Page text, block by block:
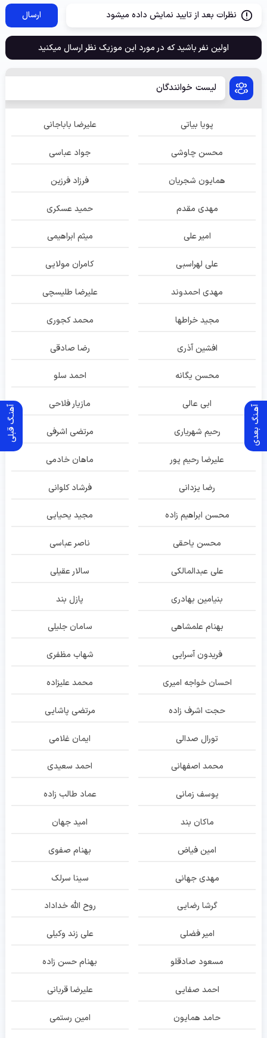
آهنـگ قبلی آهـنگ بعدی
نظرات بعد از تایید نمایش داده میشود ارسال
اولین نفر باشید که در مورد این موزیک نظر ارسال میکنید
لیست خوانندگان
پویا بیاتی علیرضا باباجانی
محسن چاوشی جواد عباسی
همایون شجریان فرزاد فرزین
مهدی مقدم حمید عسکری
امیر علی میثم ابراهیمی
علی لهراسبی کامران مولایی
مهدی احمدوند علیرضا طلیسچی
مجید خراطها محمد کجوری
افشین آذری رضا صادقی
محسن یگانه احمد سلو
ابی عالی مازیار فلاحی
رحیم شهریاری مرتضی اشرفی
علیرضا رحیم پور ماهان خادمی
رضا یزدانی فرشاد کلوانی
محسن ابراهیم زاده مجید یحیایی
محسن یاحقی ناصر عباسی
علی عبدالمالکی سالار عقیلی
بنیامین بهادری پازل بند
بهنام علمشاهی سامان جلیلی
فریدون آسرایی شهاب مظفری
احسان خواجه امیری محمد علیزاده
حجت اشرف زاده مرتضی پاشایی
تورال صدالی ایمان غلامی
محمد اصفهانی احمد سعیدی
یوسف زمانی عماد طالب زاده
ماکان بند امید جهان
امین فیاض بهنام صفوی
مهدی جهانی سینا سرلک
گرشا رضایی روح الله خداداد
امیر فضلی علی زند وکیلی
مسعود صادقلو بهنام حسن زاده
احمد صفایی علیرضا قربانی
حامد همایون امین رستمی